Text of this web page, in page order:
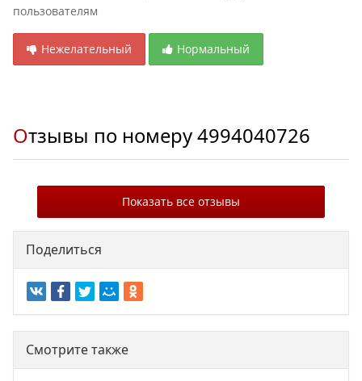
пользователям
Нежелательный Нормальный
Отзывы по номеру4994040726
Показать все отзывы
Поделиться
Смотрите также